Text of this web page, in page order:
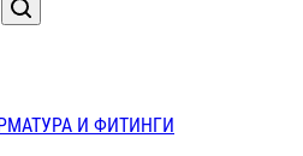
И ФИТИНГИ